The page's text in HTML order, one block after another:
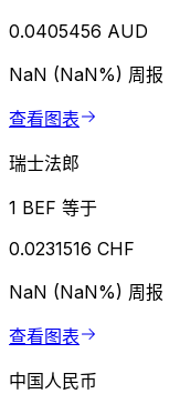
0.0405456 AUD
NaN (NaN%) 周报
查看图表
瑞士法郎
1 BEF 等于
0.0231516 CHF
NaN (NaN%) 周报
查看图表
中国人民币